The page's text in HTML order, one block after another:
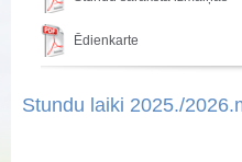
Ēdienkarte
Stundu laiki 2025./